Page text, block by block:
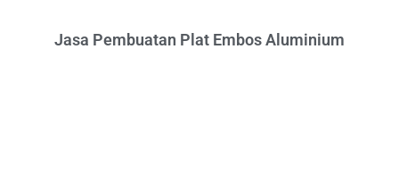
Jasa Pembuatan Plat Embos Aluminium